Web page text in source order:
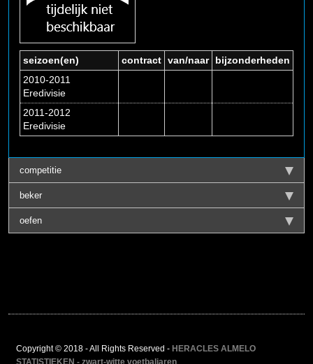
seizoen(en) contract van/naar
bijzonderheden
2010-2011
Eredivisie
2011-2012
Eredivisie
competitie
beker
oefen
Copyright © 2018 - All Rights Reserved - HERACLES ALMELO
STATISTIEKEN - zwart-witte voetbaljaren